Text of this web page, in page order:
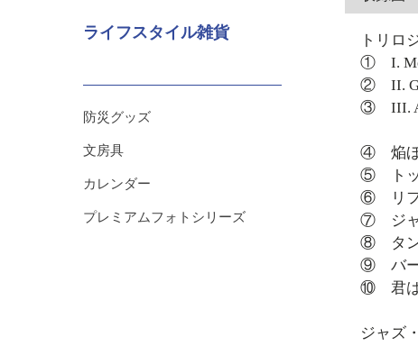
ライフスタイル雑貨
防災グッズ
文房具
カレンダー
プレミアムフォトシリーズ
トリロ
① I.
② II.
③ III.
④ 焔ほ
⑤ トッ
⑥ リフ
⑦ ジャ
⑧ タン
⑨ バー
⑩ 君は
ジャズ